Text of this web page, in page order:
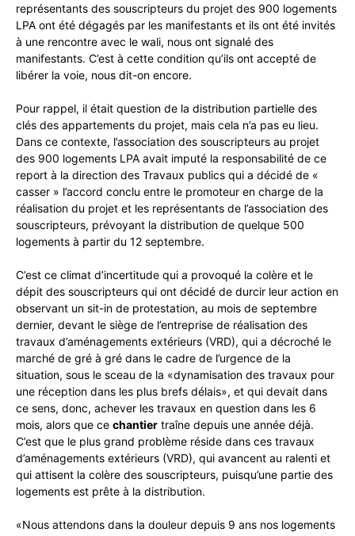
représentants des souscripteurs du projet des 900 logements
LPA ont été dégagés par les manifestants et ils ont été invités
à une rencontre avec le wali, nous ont signalé des
manifestants. C’est à cette condition qu’ils ont accepté de
libérer la voie, nous dit-on encore.
Pour rappel, il était question de la distribution partielle des
clés des appartements du projet, mais cela n’a pas eu lieu.
Dans ce contexte, l’association des souscripteurs au projet
des 900 logements LPA avait imputé la responsabilité de ce
report à la direction des Travaux publics qui a décidé de «
casser » l’accord conclu entre le promoteur en charge de la
réalisation du projet et les représentants de l’association des
souscripteurs, prévoyant la distribution de quelque 500
logements à partir du 12 septembre.
C’est ce climat d’incertitude qui a provoqué la colère et le
dépit des souscripteurs qui ont décidé de durcir leur action en
observant un sit-in de protestation, au mois de septembre
dernier, devant le siège de l’entreprise de réalisation des
travaux d’aménagements extérieurs (VRD), qui a décroché le
marché de gré à gré dans le cadre de l’urgence de la
situation, sous le sceau de la «dynamisation des travaux pour
une réception dans les plus brefs délais», et qui devait dans
ce sens, donc, achever les travaux en question dans les 6
mois, alors que ce chantier traîne depuis une année déjà.
C’est que le plus grand problème réside dans ces travaux
d’aménagements extérieurs (VRD), qui avancent au ralenti et
qui attisent la colère des souscripteurs, puisqu’une partie des
logements est prête à la distribution.
«Nous attendons dans la douleur depuis 9 ans nos logements